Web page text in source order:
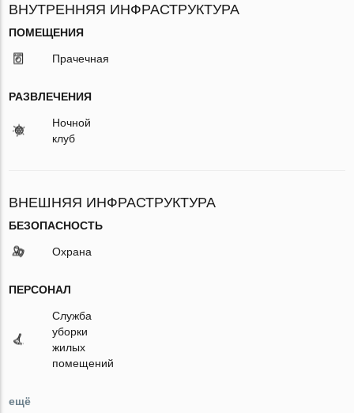
ВНУТРЕННЯЯ ИНФРАСТРУКТУРА
ПОМЕЩЕНИЯ
Прачечная
РАЗВЛЕЧЕНИЯ
Ночной
клуб
ВНЕШНЯЯ ИНФРАСТРУКТУРА
БЕЗОПАСНОСТЬ
Охрана
ПЕРСОНАЛ
Служба
уборки
жилых
помещений
ещё